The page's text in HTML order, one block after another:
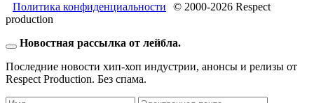
Политика конфиденциальности
© 2000-2026 Respect
production
Новостная рассылка от лейбла.
Последние новости хип-хоп индустрии, анонсы и релизы от
Respect Production. Без спама.